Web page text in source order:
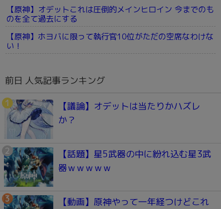
【原神】オデットこれは圧倒的メインヒロイン 今までのも
のを全て過去にする
【原神】ホヨバに限って執行官10位がただの空席なわけな
い！
前日 人気記事ランキング
【議論】オデットは当たりかハズレ
か？
【話題】星5武器の中に紛れ込む星3武
器ｗｗｗｗｗ
【動画】原神やって一年経つけどこれ